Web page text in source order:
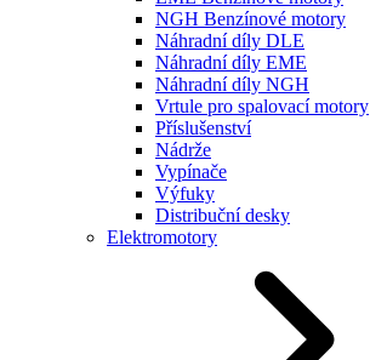
NGH Benzínové motory
Náhradní díly DLE
Náhradní díly EME
Náhradní díly NGH
Vrtule pro spalovací motory
Příslušenství
Nádrže
Vypínače
Výfuky
Distribuční desky
Elektromotory